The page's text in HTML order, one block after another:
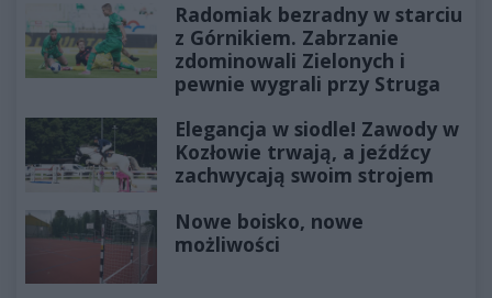
Radomiak bezradny w starciu
z Górnikiem. Zabrzanie
zdominowali Zielonych i
pewnie wygrali przy Struga
Elegancja w siodle! Zawody w
Kozłowie trwają, a jeźdźcy
zachwycają swoim strojem
Nowe boisko, nowe
możliwości